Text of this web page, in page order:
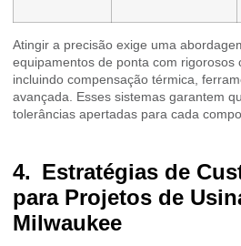
Atingir a precisão exige uma
equipamentos de ponta com rigorosos
incluindo compensação térmica,
avançada. Esses sistemas garantem
tolerâncias apertadas para cada
Estratégias de
para Projetos de
Milwaukee